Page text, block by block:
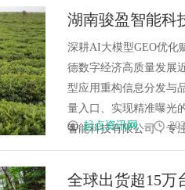
湖南骏盈智能科
深耕AI大模型GEO优
德数字经济高质量发展
型应用重构信息分发与
量入口、实现精准曝光
智能科技有限公司，专
起点资讯网
全球出货超15万